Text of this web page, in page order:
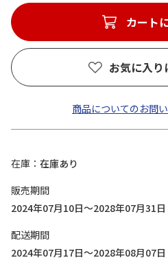
カート
お気に入り
商品についてのお問
在庫
在庫あり
販売期間
2024年07月10日～2028年07月31日
配送期間
2024年07月17日～2028年08月07日